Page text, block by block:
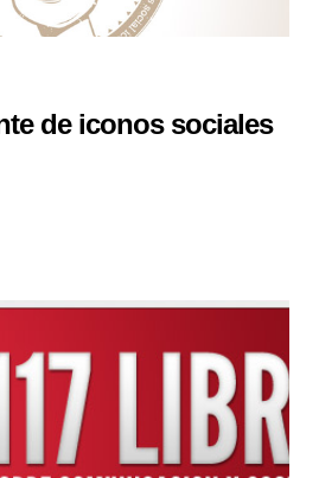
de iconos sociales